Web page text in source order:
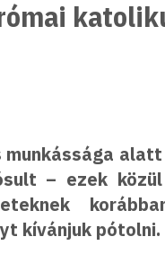
munkássága
– ezek
kívánjuk pótolni.